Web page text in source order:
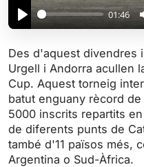
P
a
y
01:46
Des d'aquest divendres
Urgell i Andorra acullen
Cup. Aquest torneig
batut enguany rècord
5000 inscrits repartits
de diferents punts de
també d'11 països més,
Argentina o Sud-Àfrica.